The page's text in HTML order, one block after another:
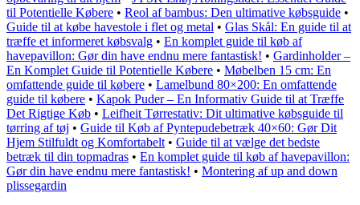
til Potentielle Købere • Reol af bambus: Den ultimative købsguide •
Guide til at købe havestole i flet og metal • Glas Skål: En guide til at
træffe et informeret købsvalg • En komplet guide til køb af
havepavillon: Gør din have endnu mere fantastisk! • Gardinholder –
En Komplet Guide til Potentielle Købere • Møbelben 15 cm: En
omfattende guide til købere • Lamelbund 80×200: En omfattende
guide til købere • Kapok Puder – En Informativ Guide til at Træffe
Det Rigtige Køb • Leifheit Tørrestativ: Dit ultimative købsguide til
tørring af tøj • Guide til Køb af Pyntepudebetræk 40×60: Gør Dit
Hjem Stilfuldt og Komfortabelt• Guide til at vælge det bedste
betræk til din topmadras • En komplet guide til køb af havepavillon:
Gør din have endnu mere fantastisk! • Montering af up and down
plissegardin